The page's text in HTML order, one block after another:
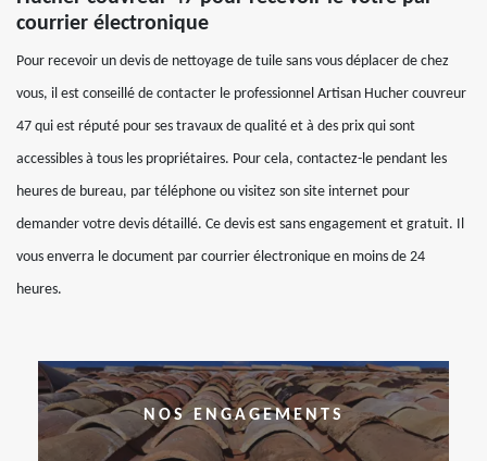
courrier électronique
Pour recevoir un devis de nettoyage de tuile sans vous déplacer de chez
vous, il est conseillé de contacter le professionnel Artisan Hucher couvreur
47 qui est réputé pour ses travaux de qualité et à des prix qui sont
accessibles à tous les propriétaires. Pour cela, contactez-le pendant les
heures de bureau, par téléphone ou visitez son site internet pour
demander votre devis détaillé. Ce devis est sans engagement et gratuit. Il
vous enverra le document par courrier électronique en moins de 24
heures.
NOS ENGAGEMENTS